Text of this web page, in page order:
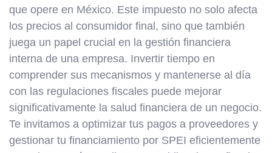
que opere en México. Este impuesto no solo afecta
los precios al consumidor final, sino que también
juega un papel crucial en la gestión financiera
interna de una empresa. Invertir tiempo en
comprender sus mecanismos y mantenerse al día
con las regulaciones fiscales puede mejorar
significativamente la salud financiera de un negocio.
Te invitamos a optimizar tus pagos a proveedores y
gestionar tu financiamiento por SPEI eficientemente